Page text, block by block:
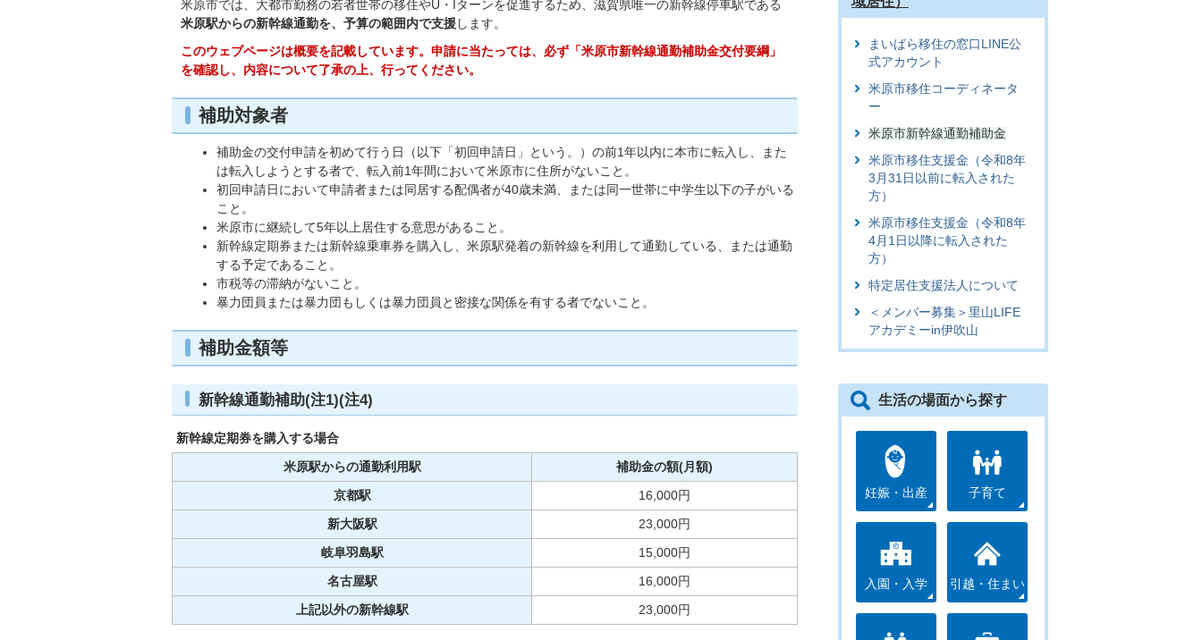
米原市では、大都市勤務の若者世帯の移住やU・Iターンを促進するため、滋賀県唯一の新幹線停車駅である
米原駅からの新幹線通勤を、予算の範囲内で支援します。
このウェブページは概要を記載しています。申請に当たっては、必ず「米原市新幹線通勤補助金交付要綱」
を確認し、内容について了承の上、行ってください。
補助対象者
補助金の交付申請を初めて行う日（以下「初回申請日」という。）の前1年以内に本市に転入し、また
は転入しようとする者で、転入前1年間において米原市に住所がないこと。
初回申請日において申請者または同居する配偶者が40歳未満、または同一世帯に中学生以下の子がいる
こと。
米原市に継続して5年以上居住する意思があること。
新幹線定期券または新幹線乗車券を購入し、米原駅発着の新幹線を利用して通勤している、または通勤
する予定であること。
市税等の滞納がないこと。
暴力団員または暴力団もしくは暴力団員と密接な関係を有する者でないこと。
補助金額等
新幹線通勤補助(注1)(注4)
新幹線定期券を購入する場合
米原駅からの通勤利用駅
補助金の額(月額)
京都駅
16,000円
新大阪駅
23,000円
岐阜羽島駅
15,000円
名古屋駅
16,000円
上記以外の新幹線駅
23,000円
まいばら移住の窓口LINE公
式アカウント
米原市移住コーディネータ
ー
米原市新幹線通勤補助金
米原市移住支援金（令和8年
3月31日以前に転入された
方）
米原市移住支援金（令和8年
4月1日以降に転入された
方）
特定居住支援法人について
＜メンバー募集＞里山LIFE
アカデミーin伊吹山
生活の場面から探す
妊娠・出産 子育て
入園・入学 引越・住まい